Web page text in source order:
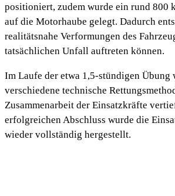
positioniert, zudem wurde ein rund 800
auf die Motorhaube gelegt. Dadurch
realitätsnahe Verformungen des
tatsächlichen Unfall auftreten können.
Im Laufe der etwa 1,5-stündigen Übung
verschiedene technische
Zusammenarbeit der Einsatzkräfte
erfolgreichen Abschluss wurde die
wieder vollständig hergestellt.